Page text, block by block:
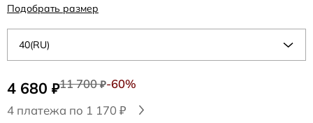
4 680 ₽11 700₽-60%
4 платежа по 1 170 ₽
40(RU)
Подобрать размер